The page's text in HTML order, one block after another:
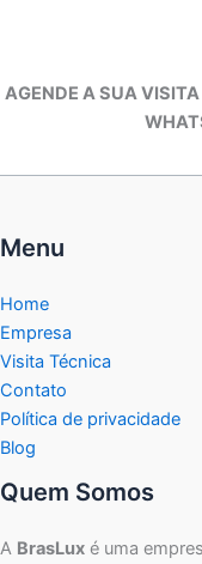
AGENDE A SUA
Menu
Home
Empresa
Visita Técnica
Contato
Política de privacidade
Blog
Quem Somos
A BrasLux é uma